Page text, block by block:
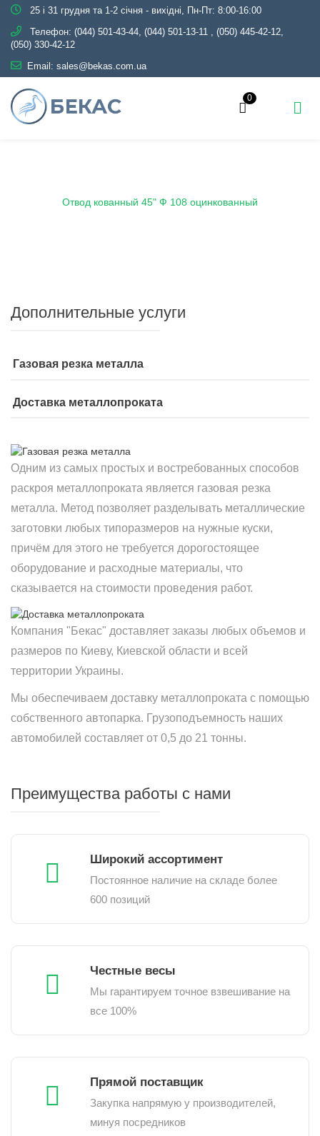
25 і 31 грудня та 1-2 січня - вихідні, Пн-Пт: 8:00-16:00
Телефон: (044) 501-43-44, (044) 501-13-11 , (050) 445-42-12,
(050) 330-42-12
Email: sales@bekas.com.ua
0
Отвод кованный 45" Ф 108 оцинкованный
Дополнительные услуги
Газовая резка металла
Доставка металлопроката
Одним из самых простых и востребованных способов
раскроя металлопроката является газовая резка
металла. Метод позволяет разделывать металлические
заготовки любых типоразмеров на нужные куски,
причём для этого не требуется дорогостоящее
оборудование и расходные материалы, что
сказывается на стоимости проведения работ.
Компания "Бекас" доставляет заказы любых объемов и
размеров по Киеву, Киевской области и всей
территории Украины.
Мы обеспечиваем доставку металлопроката с помощью
собственного автопарка. Грузоподъемность наших
автомобилей составляет от 0,5 до 21 тонны.
Преимущества работы с нами
Широкий ассортимент
Постоянное наличие на складе более
600 позиций
Честные весы
Мы гарантируем точное взвешивание на
все 100%
Прямой поставщик
Закупка напрямую у производителей,
минуя посредников